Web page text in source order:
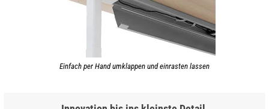
Einfach per Hand umklappen und einrasten lassen